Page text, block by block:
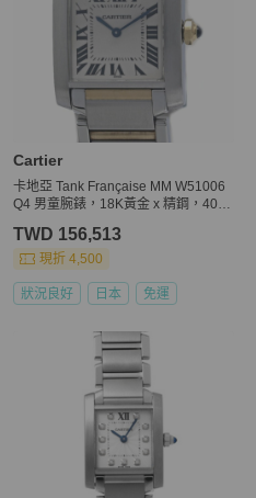
Cartier
卡地亞 Tank Française MM W51006
Q4 男童腕錶，18K黃金 x 精鋼，4039
TWD 156,513
現折 4,500
狀況良好 日本 免運